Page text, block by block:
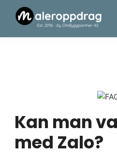
Kan man
med Zalo?